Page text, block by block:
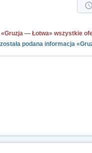
«Gruzja — Łotwa» wszystkie
została podana informacja